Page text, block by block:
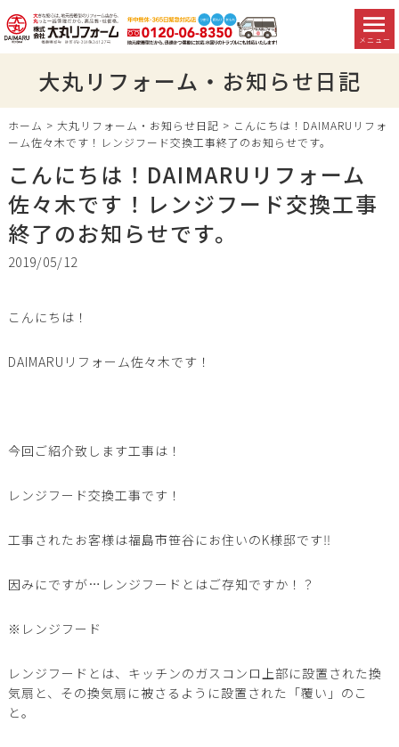
メニュー
大丸リフォーム・お知らせ日記
ホーム > 大丸リフォーム・お知らせ日記 > こんにちは！DAIMARUリフォ
ーム佐々木です！レンジフード交換工事終了のお知らせです。
こんにちは！DAIMARUリフォーム
佐々木です！レンジフード交換工事
終了のお知らせです。
2019/05/12
こんにちは！
DAIMARUリフォーム佐々木です！
今回ご紹介致します工事は！
レンジフード交換工事です！
工事されたお客様は福島市笹谷にお住いのK様邸です‼️
因みにですが…レンジフードとはご存知ですか！？
※レンジフード
レンジフードとは、 キッチンのガスコンロ上部に設置された換
気扇と、その換気扇に被さるように設置された「覆い」 のこ
と。